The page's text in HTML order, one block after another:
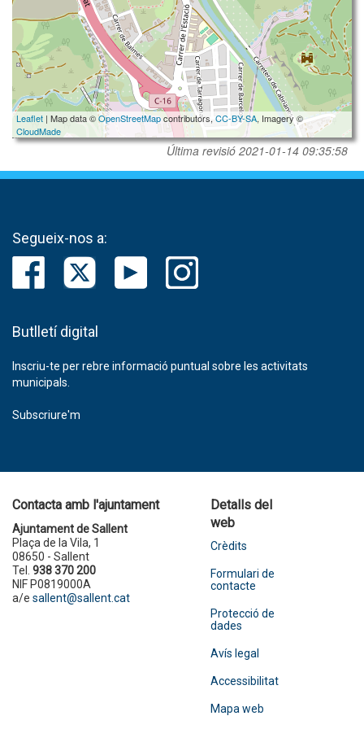
Leaflet | Map data ©OpenStreetMapcontributors, CC-BY-SA, Imagery ©
CloudMade
Última revisió 2021-01-14 09:35:58
Segueix-nos a:
Butlletí digital
Inscriu-te per rebre informació puntual sobre les activitats
municipals.
Subscriure'm
Contacta amb l'ajuntament
Ajuntament de Sallent
Plaça de la Vila, 1
08650 - Sallent
Tel. 938 370 200
NIF P0819000A
a/e sallent@sallent.cat
Detalls del
web
Crèdits
Formulari de
contacte
Protecció de
dades
Avís legal
Accessibilitat
Mapa web